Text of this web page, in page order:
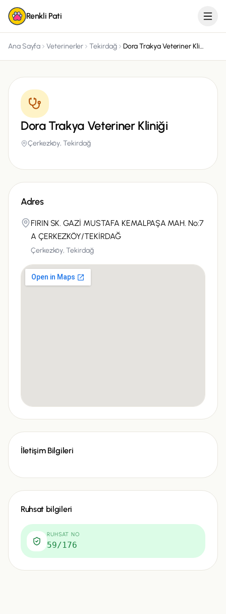
Renkli Pati
Ana Sayfa Veterinerler Tekirdağ Dora Trakya Veteriner Kliniği
Dora Trakya Veteriner Kliniği
Çerkezköy,Tekirdağ
Adres
FIRIN SK. GAZİ MUSTAFA KEMALPAŞA MAH. No:7
A ÇERKEZKÖY/TEKİRDAĞ
Çerkezköy,Tekirdağ
İletişim Bilgileri
Ruhsat bilgileri
RUHSAT NO
59/176